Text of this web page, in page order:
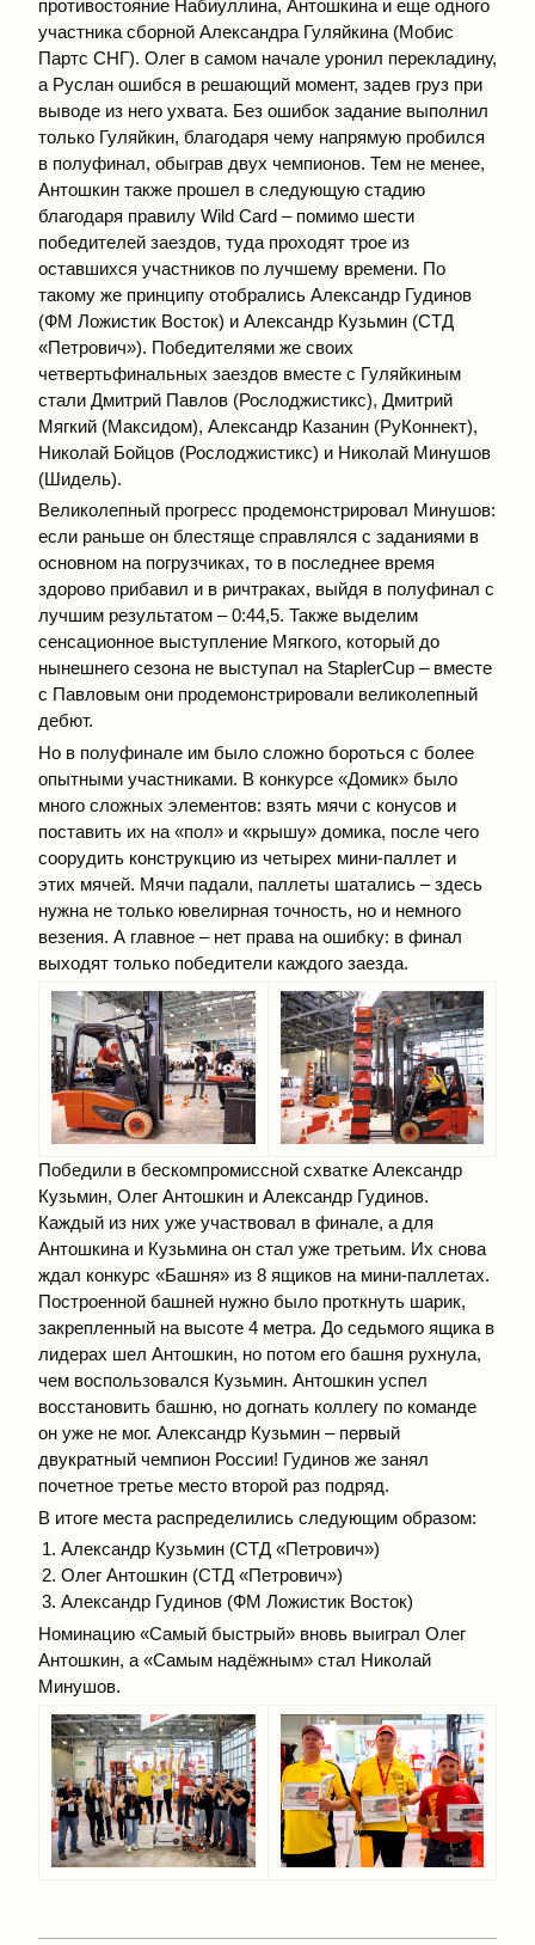
противостояние Набиуллина, Антошкина и еще одного
участника сборной Александра Гуляйкина (Мобис
Партс СНГ). Олег в самом начале уронил перекладину,
а Руслан ошибся в решающий момент, задев груз при
выводе из него ухвата. Без ошибок задание выполнил
только Гуляйкин, благодаря чему напрямую пробился
в полуфинал, обыграв двух чемпионов. Тем не менее,
Антошкин также прошел в следующую стадию
благодаря правилу Wild Card – помимо шести
победителей заездов, туда проходят трое из
оставшихся участников по лучшему времени. По
такому же принципу отобрались Александр Гудинов
(ФМ Ложистик Восток) и Александр Кузьмин (СТД
«Петрович»). Победителями же своих
четвертьфинальных заездов вместе с Гуляйкиным
стали Дмитрий Павлов (Рослоджистикс), Дмитрий
Мягкий (Максидом), Александр Казанин (РуКоннект),
Николай Бойцов (Рослоджистикс) и Николай Минушов
(Шидель).
Великолепный прогресс продемонстрировал Минушов:
если раньше он блестяще справлялся с заданиями в
основном на погрузчиках, то в последнее время
здорово прибавил и в ричтраках, выйдя в полуфинал с
лучшим результатом – 0:44,5. Также выделим
сенсационное выступление Мягкого, который до
нынешнего сезона не выступал на StaplerCup – вместе
с Павловым они продемонстрировали великолепный
дебют.
Но в полуфинале им было сложно бороться с более
опытными участниками. В конкурсе «Домик» было
много сложных элементов: взять мячи с конусов и
поставить их на «пол» и «крышу» домика, после чего
соорудить конструкцию из четырех мини-паллет и
этих мячей. Мячи падали, паллеты шатались – здесь
нужна не только ювелирная точность, но и немного
везения. А главное – нет права на ошибку: в финал
выходят только победители каждого заезда.
Победили в бескомпромиссной схватке Александр
Кузьмин, Олег Антошкин и Александр Гудинов.
Каждый из них уже участвовал в финале, а для
Антошкина и Кузьмина он стал уже третьим. Их снова
ждал конкурс «Башня» из 8 ящиков на мини-паллетах.
Построенной башней нужно было проткнуть шарик,
закрепленный на высоте 4 метра. До седьмого ящика в
лидерах шел Антошкин, но потом его башня рухнула,
чем воспользовался Кузьмин. Антошкин успел
восстановить башню, но догнать коллегу по команде
он уже не мог. Александр Кузьмин – первый
двукратный чемпион России! Гудинов же занял
почетное третье место второй раз подряд.
В итоге места распределились следующим образом:
Александр Кузьмин (СТД «Петрович»)
Олег Антошкин (СТД «Петрович»)
Александр Гудинов (ФМ Ложистик Восток)
Номинацию «Самый быстрый» вновь выиграл Олег
Антошкин, а «Самым надёжным» стал Николай
Минушов.